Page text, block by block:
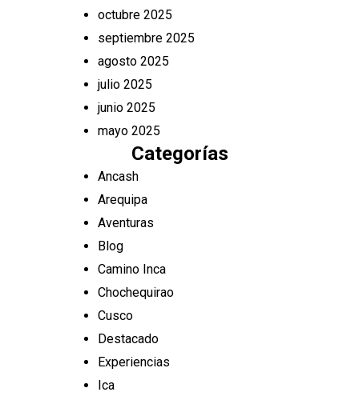
octubre 2025
septiembre 2025
agosto 2025
julio 2025
junio 2025
mayo 2025
Categorías
Ancash
Arequipa
Aventuras
Blog
Camino Inca
Chochequirao
Cusco
Destacado
Experiencias
Ica